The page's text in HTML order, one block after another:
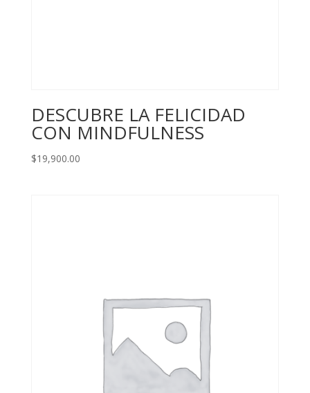
DESCUBRE LA FELICIDAD
CON MINDFULNESS
$19,900.00